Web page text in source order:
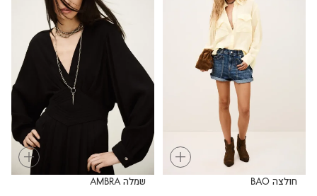
+
חולצה BAO
+
שמלה AMBRA